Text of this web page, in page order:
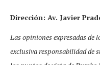
Dirección: Av. Javier
Las opiniones expresadas de
exclusiva responsabilidad de